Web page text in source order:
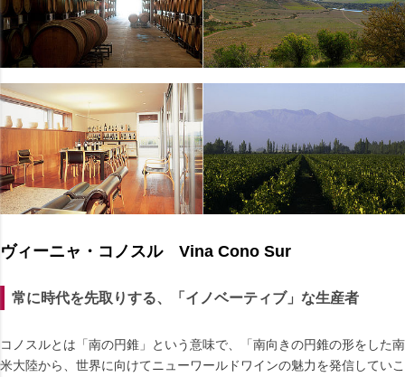
ヴィーニャ・コノスル Vina Cono Sur
常に時代を先取りする、「イノベーティブ」な生産者
コノスルとは「南の円錐」という意味で、「南向きの円錐の形をした南
米大陸から、世界に向けてニューワールドワインの魅力を発信していこ